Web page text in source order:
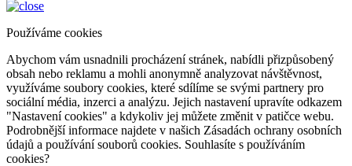
Používáme cookies
Abychom vám usnadnili procházení stránek, nabídli přizpůsobený
obsah nebo reklamu a mohli anonymně analyzovat návštěvnost,
využíváme soubory cookies, které sdílíme se svými partnery pro
sociální média, inzerci a analýzu. Jejich nastavení upravíte odkazem
"Nastavení cookies" a kdykoliv jej můžete změnit v patičce webu.
Podrobnější informace najdete v našich Zásadách ochrany osobních
údajů a používání souborů cookies. Souhlasíte s používáním
cookies?